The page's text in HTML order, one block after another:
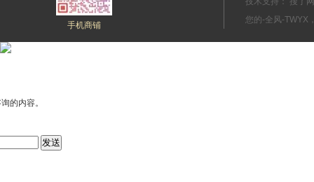
手机商铺
您的-全风-TWYX
的内容。